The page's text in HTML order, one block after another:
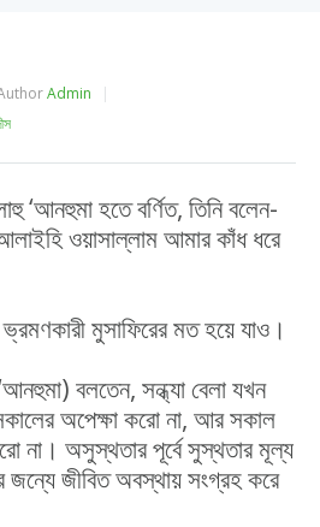
Admin
‘আনহুমা হতে বর্ণিত, তিনি বলেন-
ওয়াসাল্লাম আমার কাঁধ ধরে
মুসাফিরের মত হয়ে যাও।
বলতেন, সন্ধ্যা বেলা যখন
অপেক্ষা করো না, আর সকাল
না। অসুস্থতার পূর্বে সুস্থতার মূল্য
জীবিত অবস্থায় সংগ্রহ করে